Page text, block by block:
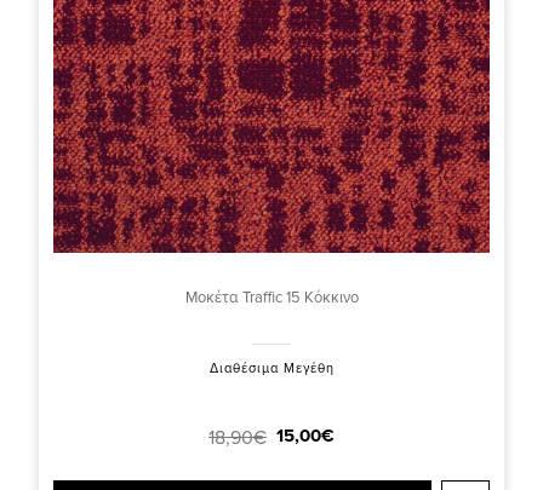
Μοκέτα Traffic 15 Κόκκινο
Διαθέσιμα Μεγέθη
18,90€ 15,00€